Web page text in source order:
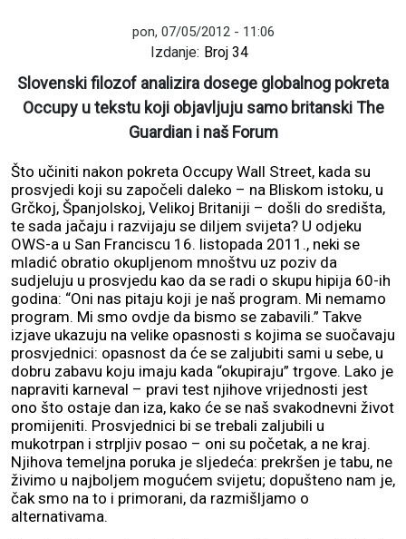
pon, 07/05/2012 - 11:06
Izdanje: Broj 34
Slovenski filozof analizira dosege globalnog pokreta
Occupy u tekstu koji objavljuju samo britanski The
Guardian i naš Forum
Što učiniti nakon pokreta Occupy Wall Street, kada su
prosvjedi koji su započeli daleko – na Bliskom istoku, u
Grčkoj, Španjolskoj, Velikoj Britaniji – došli do središta,
te sada jačaju i razvijaju se diljem svijeta? U odjeku
OWS-a u San Franciscu 16. listopada 2011., neki se
mladić obratio okupljenom mnoštvu uz poziv da
sudjeluju u prosvjedu kao da se radi o skupu hipija 60-ih
godina: “Oni nas pitaju koji je naš program. Mi nemamo
program. Mi smo ovdje da bismo se zabavili.” Takve
izjave ukazuju na velike opasnosti s kojima se suočavaju
prosvjednici: opasnost da će se zaljubiti sami u sebe, u
dobru zabavu koju imaju kada “okupiraju” trgove. Lako je
napraviti karneval – pravi test njihove vrijednosti jest
ono što ostaje dan iza, kako će se naš svakodnevni život
promijeniti. Prosvjednici bi se trebali zaljubili u
mukotrpan i strpljiv posao – oni su početak, a ne kraj.
Njihova temeljna poruka je sljedeća: prekršen je tabu, ne
živimo u najboljem mogućem svijetu; dopušteno nam je,
čak smo na to i primorani, da razmišljamo o
alternativama.